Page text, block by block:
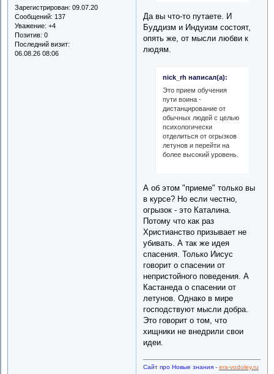
Зарегистрирован: 09.07.20
Сообщений: 137
Уважение: +4
Позитив: 0
Последний визит:
06.08.26 08:06
Да вы что-то путаете. И
Буддизм и Индуизм состоят,
опять же, от мысли любви к
людям.
nick_rh написал(а):
Это прием обучения
пути воина -
дистанцирование от
обычных людей с целью
психологически
отделиться от огрызков
летунов и перейти на
более высокий уровень.
А об этом "приеме" только вы
в курсе? Но если честно,
огрызок - это Каталина.
Потому что как раз
Христианство призывает не
убивать. А так же идея
спасения. Только Иисус
говорит о спасении от
непристойного поведения. А
Кастанеда о спасении от
летунов. Однако в мире
господствуют мысли добра.
Это говорит о том, что
хищники не внедрили свои
идеи.
Сайт про Новые знания -era-vodoley.ru